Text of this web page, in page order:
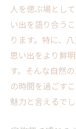
家族葬
八王子
細やか
地域の
心に残る別
八王子
人を偲ぶ場とし
い出を語り合う
ります。特に、
思い出をより鮮
す。そんな自然
の時間を過ごす
魅力と言えるでし